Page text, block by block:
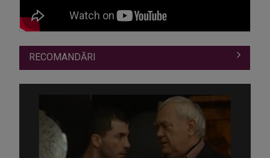
RECOMANDĂRI